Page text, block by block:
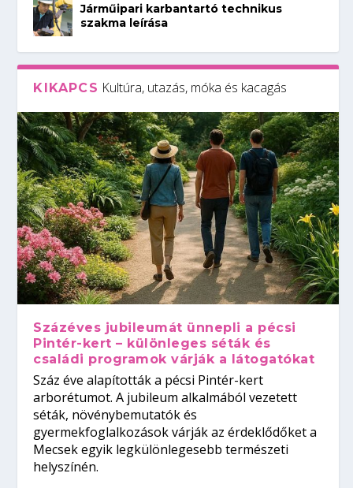
Járműipari karbantartó technikus
szakma leírása
KIKAPCS Kultúra, utazás, móka és kacagás
Százéves jubileumát ünnepli a pécsi
Pintér-kert – különleges séták és
családi programok várják a látogatókat
Száz éve alapították a pécsi Pintér-kert
arborétumot. A jubileum alkalmából vezetett
séták, növénybemutatók és
gyermekfoglalkozások várják az érdeklődőket a
Mecsek egyik legkülönlegesebb természeti
helyszínén.